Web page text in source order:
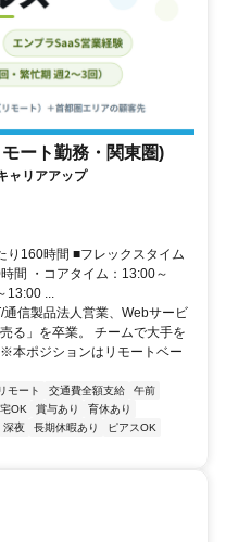
ート勤務・関東圏)
ャリアアップ
り160時間 ■フレックスタイム
間 ・コアタイム：13:00～
13:00 ...
信製品法人営業、Webサービ
る」を卒業。 チームで大手を
本ポジションはリモートベー
モート 交通費全額支給
午前
OK 賞与あり
育休あり
深夜 長期休暇あり
ピアスOK